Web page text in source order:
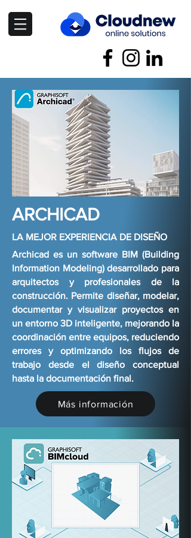
ARCHICAD
LA MEJOR EXPERIENCIA DE DISEÑO
Archicad es un software BIM (Building
Information Modeling) desarrollado para
arquitectos y profesionales de la
construcción. Permite diseñar, modelar,
documentar y visualizar proyectos en
un entorno 3D inteligente, mejorando la
coordinación entre equipos, reduciendo
errores y optimizando los flujos de
trabajo desde el diseño conceptual
hasta la documentación final.
Más información